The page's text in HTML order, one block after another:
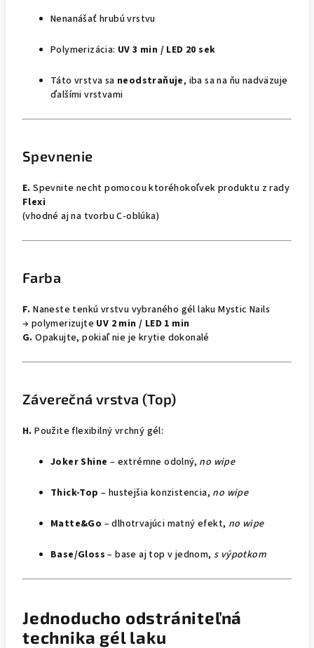
Nenanášať hrubú vrstvu
Polymerizácia: UV 3 min / LED 20 sek
Táto vrstva sa neodstraňuje, iba sa na ňu nadväzuje
ďalšími vrstvami
Spevnenie
E. Spevnite necht pomocou ktoréhokoľvek produktu z rady
Flexi
(vhodné aj na tvorbu C-oblúka)
Farba
F. Naneste tenkú vrstvu vybraného gél laku Mystic Nails
→ polymerizujte UV 2 min / LED 1 min
G. Opakujte, pokiaľ nie je krytie dokonalé
Záverečná vrstva (Top)
H. Použite flexibilný vrchný gél:
Joker Shine – extrémne odolný, no wipe
Thick-Top – hustejšia konzistencia, no wipe
Matte&Go – dlhotrvajúci matný efekt, no wipe
Base/Gloss – base aj top v jednom, s výpotkom
Jednoducho odstrániteľná
technika gél laku